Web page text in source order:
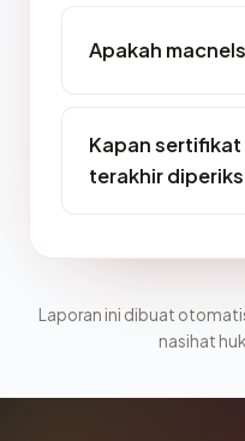
Apakah
Kapan
terakhir
Laporan ini dibuat
nasihat